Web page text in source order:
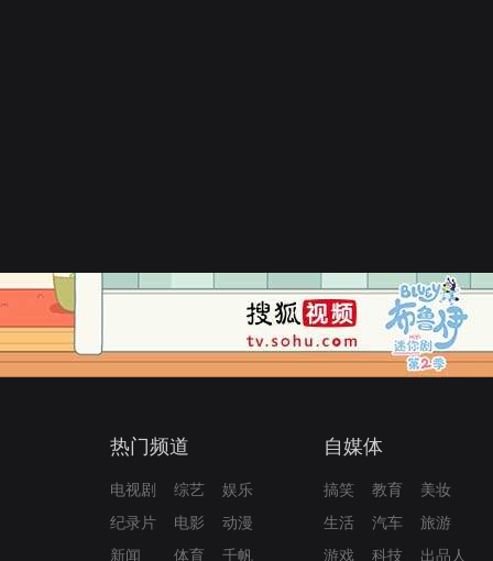
热门频道
电视剧 综艺
娱乐
纪录片
电影
动漫
新闻
体育 千帆
自媒体
搞笑 教育
美妆
生活
汽车
旅游
游戏
科技 出品人